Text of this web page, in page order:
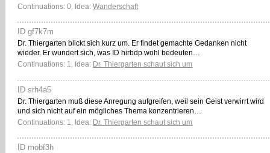
Continuations: 0, Idea: Wanderschaft
ID gf7k7m
Dr. Thiergarten blickt sich kurz um. Er findet gemachte Gedanken nicht
wieder. Er wundert sich, was ID hirbdp wohl bedeuten…
Continuations: 1, Idea: Dr. Thiergarten schaut sich um
ID srh4a5
Dr. Thiergarten muß diese Anregung aufgreifen, weil sein Geist verwirrt wird
und sich nicht auf ein mögliches Thema konzentrieren…
Continuations: 1, Idea: Dr. Thiergarten schaut sich um
ID mobf3h